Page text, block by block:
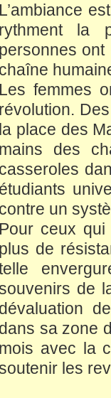
L’ambiance
rythment la
personnes
chaîne
Les femmes
révolution.
la place des
mains des
casseroles
étudiants
contre un
Pour ceux
plus de
de
dévaluation
dans sa zone
mois avec la
les